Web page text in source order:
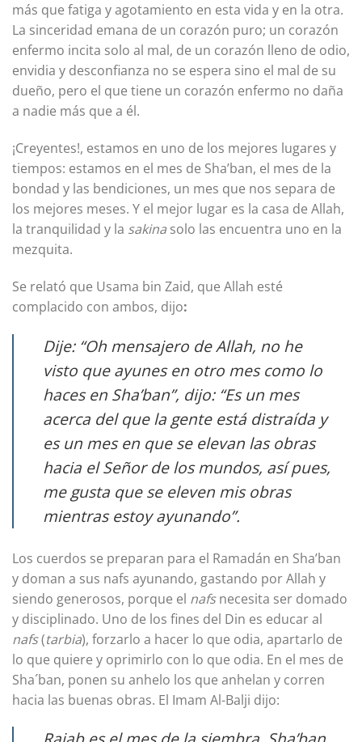
más que fatiga y agotamiento en esta vida y en la otra.
La sinceridad emana de un corazón puro; un corazón
enfermo incita solo al mal, de un corazón lleno de odio,
envidia y desconfianza no se espera sino el mal de su
dueño, pero el que tiene un corazón enfermo no daña
a nadie más que a él.
¡Creyentes!, estamos en uno de los mejores lugares y
tiempos: estamos en el mes de Sha’ban, el mes de la
bondad y las bendiciones, un mes que nos separa de
los mejores meses. Y el mejor lugar es la casa de Allah,
la tranquilidad y la sakina solo las encuentra uno en la
mezquita.
Se relató que Usama bin Zaid, que Allah esté
complacido con ambos, dijo:
Dije: “Oh mensajero de Allah, no he
visto que ayunes en otro mes como lo
haces en Sha’ban”, dijo: “Es un mes
acerca del que la gente está distraída y
es un mes en que se elevan las obras
hacia el Señor de los mundos, así pues,
me gusta que se eleven mis obras
mientras estoy ayunando”.
Los cuerdos se preparan para el Ramadán en Sha’ban
y doman a sus nafs ayunando, gastando por Allah y
siendo generosos, porque el nafsnecesita ser domado
y disciplinado. Uno de los fines del Din es educar al
nafs(tarbia), forzarlo a hacer lo que odia, apartarlo de
lo que quiere y oprimirlo con lo que odia. En el mes de
Sha´ban, ponen su anhelo los que anhelan y corren
hacia las buenas obras. El Imam Al-Balji dijo: